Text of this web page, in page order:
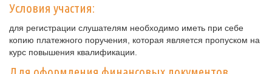
Условия участия:
для регистрации слушателям необходимо иметь при себе
копию платежного поручения, которая является пропуском на
курс повышения квалификации.